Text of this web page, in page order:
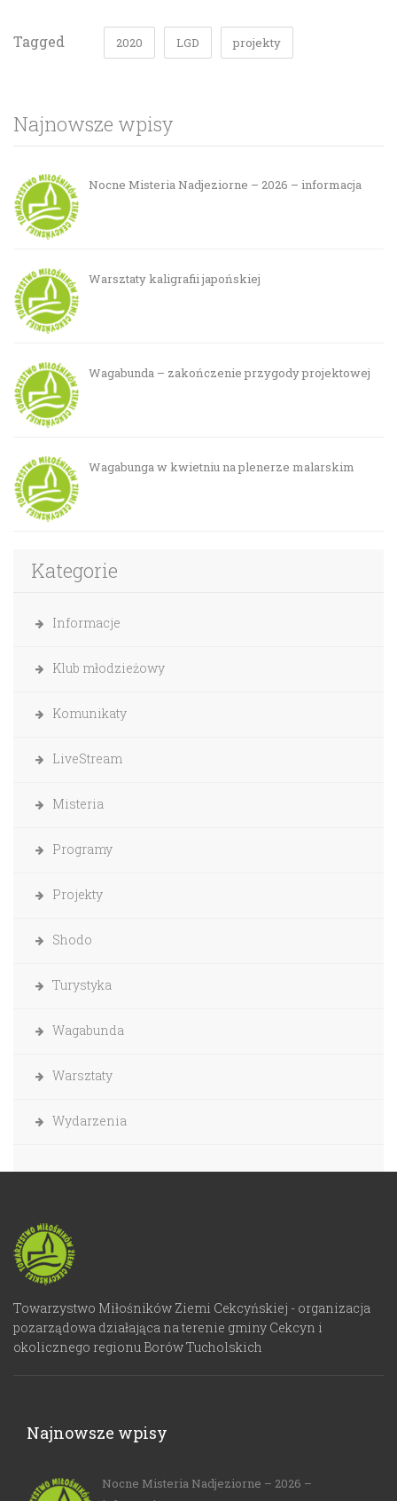
Tagged 2020 LGD projekty
Najnowsze wpisy
Nocne Misteria Nadjeziorne – 2026 – informacja
Warsztaty kaligrafii japońskiej
Wagabunda – zakończenie przygody projektowej
Wagabunga w kwietniu na plenerze malarskim
Kategorie
Informacje
Klub młodzieżowy
Komunikaty
LiveStream
Misteria
Programy
Projekty
Shodo
Turystyka
Wagabunda
Warsztaty
Wydarzenia
Towarzystwo Miłośników Ziemi Cekcyńskiej - organizacja
pozarządowa działająca na terenie gminy Cekcyn i
okolicznego regionu Borów Tucholskich
Najnowsze wpisy
Nocne Misteria Nadjeziorne – 2026 –